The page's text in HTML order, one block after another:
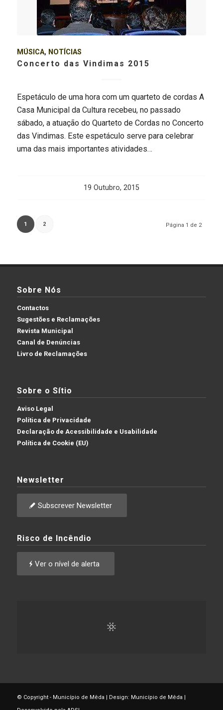
MÚSICA, NOTÍCIAS
Concerto das Vindimas 2015
Espetáculo de uma hora com um quarteto de cordas A
Casa Municipal da Cultura recebeu, no passado
sábado, a atuação do Quarteto de Cordas no Concerto
das Vindimas. Este espetáculo serve para celebrar
uma das mais importantes atividades…
19 Outubro, 2015
Página 1 de 2
1 2
Sobre Nós
Contactos
Sugestões e Reclamações
Revista Municipal
Canal de Denúncias
Livro de Reclamações
Sobre o Sítio
Aviso Legal
Política de Privacidade
Declaração de Acessibilidade e Usabilidade
Política de Cookie (EU)
Newsletter
Subscrever Newsletter
Risco de Incêndio
Ver o nível de alerta
© Copyright - Município de Mêda | Design: Município de Mêda |